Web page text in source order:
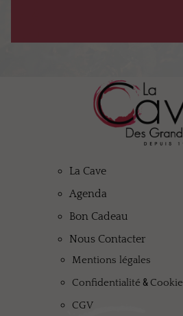
La Cave
Agenda
Bon Cadeau
Nous Contacter
Mentions légales
Confidentialité & Cookie
CGV